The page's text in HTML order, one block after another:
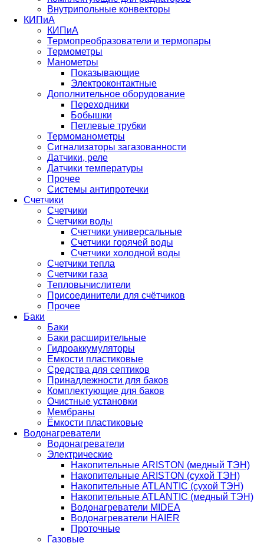
Внутрипольные конвекторы
КИПиА
КИПиА
Термопреобразователи и термопары
Термометры
Манометры
Показывающие
Электроконтактные
Дополнительное оборудование
Переходники
Бобышки
Петлевые трубки
Термоманометры
Сигнализаторы загазованности
Датчики, реле
Датчики температуры
Прочее
Системы антипротечки
Счетчики
Счетчики
Счетчики воды
Счетчики универсальные
Счетчики горячей воды
Счетчики холодной воды
Счетчики тепла
Счетчики газа
Тепловычислители
Присоединители для счётчиков
Прочее
Баки
Баки
Баки расширительные
Гидроаккумуляторы
Емкости пластиковые
Средства для септиков
Принадлежности для баков
Комплектующие для баков
Очистные установки
Мембраны
Ёмкости пластиковые
Водонагреватели
Водонагреватели
Электрические
Накопительные ARISTON (медный ТЭН)
Накопительные ARISTON (сухой ТЭН)
Накопительные ATLANTIC (сухой ТЭН)
Накопительные ATLANTIC (медный ТЭН)
Водонагреватели MIDEA
Водонагреватели HAIER
Проточные
Газовые